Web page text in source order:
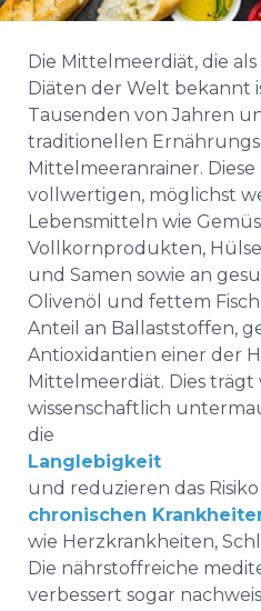
Die Mittelmeerdiät, die
Diäten der Welt bekannt
Tausenden von Jahren
traditionellen
Mittelmeeranrainer.
vollwertigen, möglichst
Lebensmitteln wie
Vollkornprodukten,
und Samen sowie an
Olivenöl und fettem
Anteil an Ballaststoffen,
Antioxidantien einer der
Mittelmeerdiät. Dies
wissenschaftlich
die
Langlebigkeit
und reduzieren das
chronischen
wie Herzkrankheiten,
Die nährstoffreiche
verbessert sogar